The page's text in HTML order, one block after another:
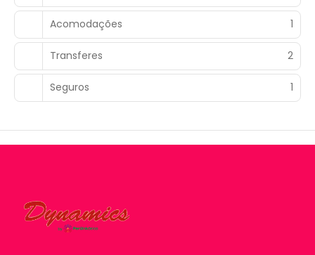
Acomodações 1
Transferes 2
Seguros 1